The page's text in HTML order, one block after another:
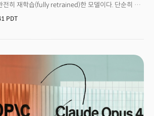
전히 재학습(fully retrained)한 모델이다. 단순히 더
를 ‘컴퓨터로 업무를 처리하는 다음 단계’로
장은 이날 언론 브리핑에서 “이것은 새로운 지능의
코딩, 컴퓨터 활용, 지식 업무, 초기 과학 연구
다고 강조했다. 앤트로픽의 클로드 코드가 강점을
면으로 겨냥한 셈이다. GPT‑5.5는 이날부터 챗GPT
, 프로, 비즈니스, 엔터프라이즈 가업자에게
프로는 프로·비즈니스·엔터프라이즈
PDT